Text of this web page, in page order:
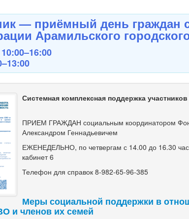
— приёмный день граждан
Арамильского
10:00–16:00
Системная комплексная поддержка
ПРИЕМ ГРАЖДАН социальным координатором
Александром Геннадьевичем
ЕЖЕНЕДЕЛЬНО, по четвергам с 14.00 до 16.30
кабинет 6
Телефон для справок 8-982-65-96-385
Меры социальной поддержки в
и членов их семей